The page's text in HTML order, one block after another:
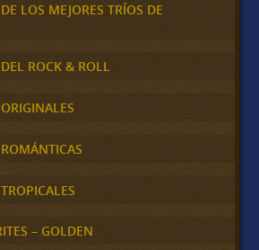
LOS MEJORES TRÍOS DE
ROCK & ROLL
– GOLDEN